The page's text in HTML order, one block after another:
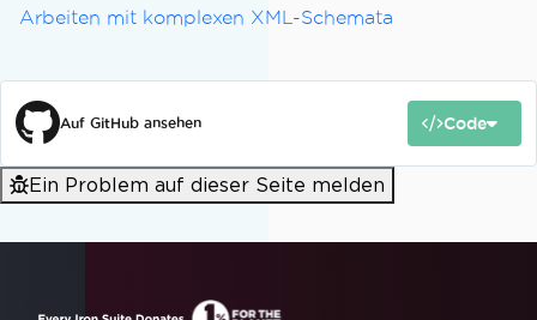
Arbeiten mit komplexen XML-Schemata
Auf GitHub ansehen Code
Ein Problem auf dieser Seite melden